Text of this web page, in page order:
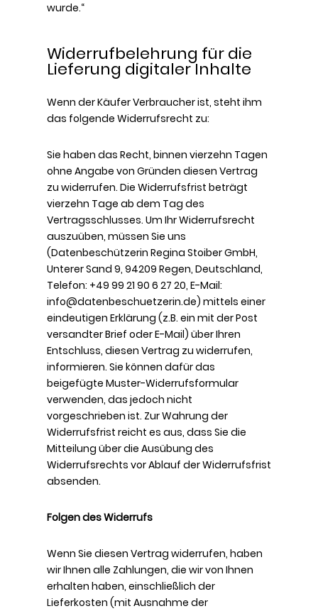
wurde.“
Widerrufbelehrung für die
Lieferung digitaler Inhalte
Wenn der Käufer Verbraucher ist, steht ihm
das folgende Widerrufsrecht zu:
Sie haben das Recht, binnen vierzehn Tagen
ohne Angabe von Gründen diesen Vertrag
zu widerrufen. Die Widerrufsfrist beträgt
vierzehn Tage ab dem Tag des
Vertragsschlusses. Um Ihr Widerrufsrecht
auszuüben, müssen Sie uns
(Datenbeschützerin Regina Stoiber GmbH,
Unterer Sand 9, 94209 Regen, Deutschland,
Telefon: +49 99 21 90 6 27 20, E-Mail:
info@datenbeschuetzerin.de) mittels einer
eindeutigen Erklärung (z.B. ein mit der Post
versandter Brief oder E-Mail) über Ihren
Entschluss, diesen Vertrag zu widerrufen,
informieren. Sie können dafür das
beigefügte Muster-Widerrufsformular
verwenden, das jedoch nicht
vorgeschrieben ist. Zur Wahrung der
Widerrufsfrist reicht es aus, dass Sie die
Mitteilung über die Ausübung des
Widerrufsrechts vor Ablauf der Widerrufsfrist
absenden.
Folgen des Widerrufs
Wenn Sie diesen Vertrag widerrufen, haben
wir Ihnen alle Zahlungen, die wir von Ihnen
erhalten haben, einschließlich der
Lieferkosten (mit Ausnahme der